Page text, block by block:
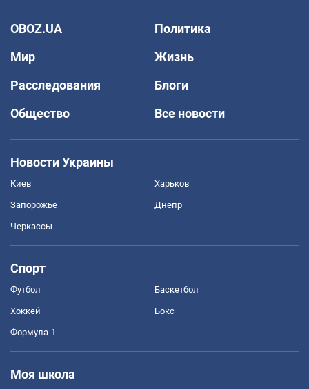
OBOZ.UA
Политика
Мир
Жизнь
Расследования
Блоги
Общество
Все новости
Новости Украины
Киев Харьков
Запорожье Днепр
Черкассы
Спорт
Футбол Баскетбол
Хоккей Бокс
Формула-1
Моя школа